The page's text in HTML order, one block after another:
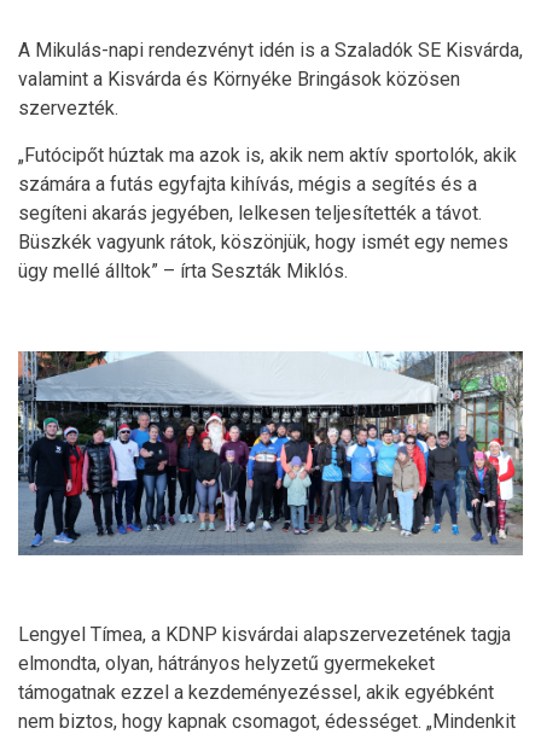
A Mikulás-napi rendezvényt idén is a Szaladók SE Kisvárda,
valamint a Kisvárda és Környéke Bringások közösen
szervezték.
„Futócipőt húztak ma azok is, akik nem aktív sportolók, akik
számára a futás egyfajta kihívás, mégis a segítés és a
segíteni akarás jegyében, lelkesen teljesítették a távot.
Büszkék vagyunk rátok, köszönjük, hogy ismét egy nemes
ügy mellé álltok” – írta Seszták Miklós.
Lengyel Tímea, a KDNP kisvárdai alapszervezetének tagja
elmondta, olyan, hátrányos helyzetű gyermekeket
támogatnak ezzel a kezdeményezéssel, akik egyébként
nem biztos, hogy kapnak csomagot, édességet. „Mindenkit